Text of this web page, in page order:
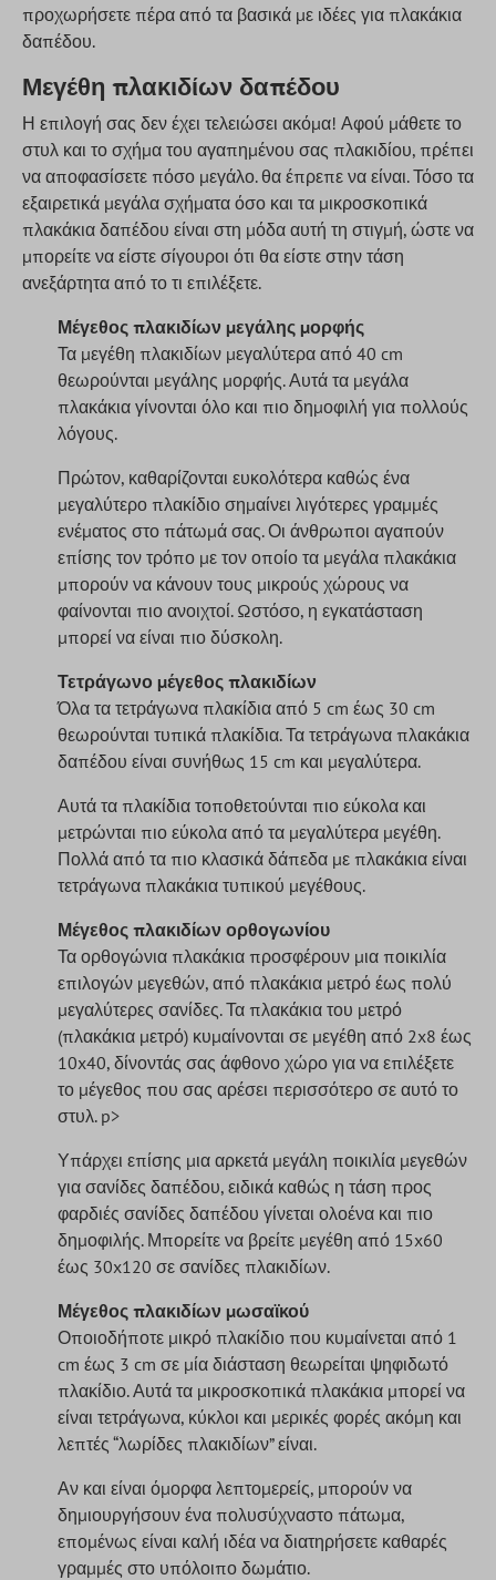
προχωρήσετε πέρα ​​από τα βασικά με ιδέες για πλακάκια
δαπέδου.
Μεγέθη πλακιδίων δαπέδου
Η επιλογή σας δεν έχει τελειώσει ακόμα! Αφού μάθετε το
στυλ και το σχήμα του αγαπημένου σας πλακιδίου, πρέπει
να αποφασίσετε πόσο μεγάλο. θα έπρεπε να είναι. Τόσο τα
εξαιρετικά μεγάλα σχήματα όσο και τα μικροσκοπικά
πλακάκια δαπέδου είναι στη μόδα αυτή τη στιγμή, ώστε να
μπορείτε να είστε σίγουροι ότι θα είστε στην τάση
ανεξάρτητα από το τι επιλέξετε.
Μέγεθος πλακιδίων μεγάλης μορφής
Τα μεγέθη πλακιδίων μεγαλύτερα από 40 cm
θεωρούνται μεγάλης μορφής. Αυτά τα μεγάλα
πλακάκια γίνονται όλο και πιο δημοφιλή για πολλούς
λόγους.
Πρώτον, καθαρίζονται ευκολότερα καθώς ένα
μεγαλύτερο πλακίδιο σημαίνει λιγότερες γραμμές
ενέματος στο πάτωμά σας. Οι άνθρωποι αγαπούν
επίσης τον τρόπο με τον οποίο τα μεγάλα πλακάκια
μπορούν να κάνουν τους μικρούς χώρους να
φαίνονται πιο ανοιχτοί. Ωστόσο, η εγκατάσταση
μπορεί να είναι πιο δύσκολη.
Τετράγωνο μέγεθος πλακιδίων
Όλα τα τετράγωνα πλακίδια από 5 cm έως 30 cm
θεωρούνται τυπικά πλακίδια. Τα τετράγωνα πλακάκια
δαπέδου είναι συνήθως 15 cm και μεγαλύτερα.
Αυτά τα πλακίδια τοποθετούνται πιο εύκολα και
μετρώνται πιο εύκολα από τα μεγαλύτερα μεγέθη.
Πολλά από τα πιο κλασικά δάπεδα με πλακάκια είναι
τετράγωνα πλακάκια τυπικού μεγέθους.
Μέγεθος πλακιδίων ορθογωνίου
Τα ορθογώνια πλακάκια προσφέρουν μια ποικιλία
επιλογών μεγεθών, από πλακάκια μετρό έως πολύ
μεγαλύτερες σανίδες. Τα πλακάκια του μετρό
(πλακάκια μετρό) κυμαίνονται σε μεγέθη από 2x8 έως
10x40, δίνοντάς σας άφθονο χώρο για να επιλέξετε
το μέγεθος που σας αρέσει περισσότερο σε αυτό το
στυλ. p>
Υπάρχει επίσης μια αρκετά μεγάλη ποικιλία μεγεθών
για σανίδες δαπέδου, ειδικά καθώς η τάση προς
φαρδιές σανίδες δαπέδου γίνεται ολοένα και πιο
δημοφιλής. Μπορείτε να βρείτε μεγέθη από 15x60
έως 30x120 σε σανίδες πλακιδίων.
Μέγεθος πλακιδίων μωσαϊκού
Οποιοδήποτε μικρό πλακίδιο που κυμαίνεται από 1
cm έως 3 cm σε μία διάσταση θεωρείται ψηφιδωτό
πλακίδιο. Αυτά τα μικροσκοπικά πλακάκια μπορεί να
είναι τετράγωνα, κύκλοι και μερικές φορές ακόμη και
λεπτές “λωρίδες πλακιδίων” είναι.
Αν και είναι όμορφα λεπτομερείς, μπορούν να
δημιουργήσουν ένα πολυσύχναστο πάτωμα,
επομένως είναι καλή ιδέα να διατηρήσετε καθαρές
γραμμές στο υπόλοιπο δωμάτιο.